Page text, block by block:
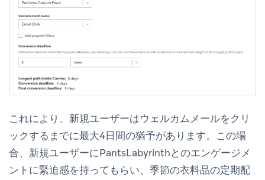
これにより、新規ユーザーはウェルカムメールをクリ
ックするまでに最大4日間の猶予があります。この場
合、新規ユーザーにPantsLabyrinthとのエンゲージメ
ントに緊迫感を持ってもらい、季節の衣料品の定期配